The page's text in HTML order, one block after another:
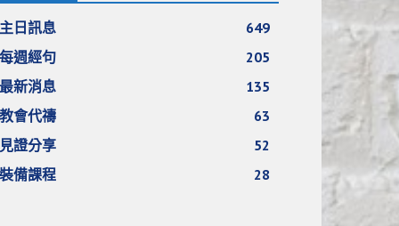
主日訊息
649
每週經句
205
最新消息
135
教會代禱
63
見證分享
52
裝備課程
28